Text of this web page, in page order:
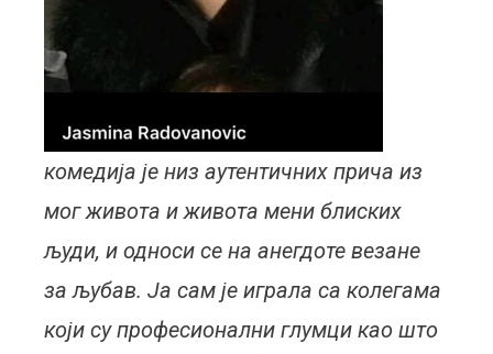
комедија је низ аутентичних прича из
мог живота и живота мени блиских
људи, и односи се на анегдоте везане
за љубав. Ја сам је играла са колегама
који су професионални глумци као што